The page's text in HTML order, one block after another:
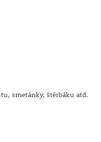
smetánky, štěrbáku atd.